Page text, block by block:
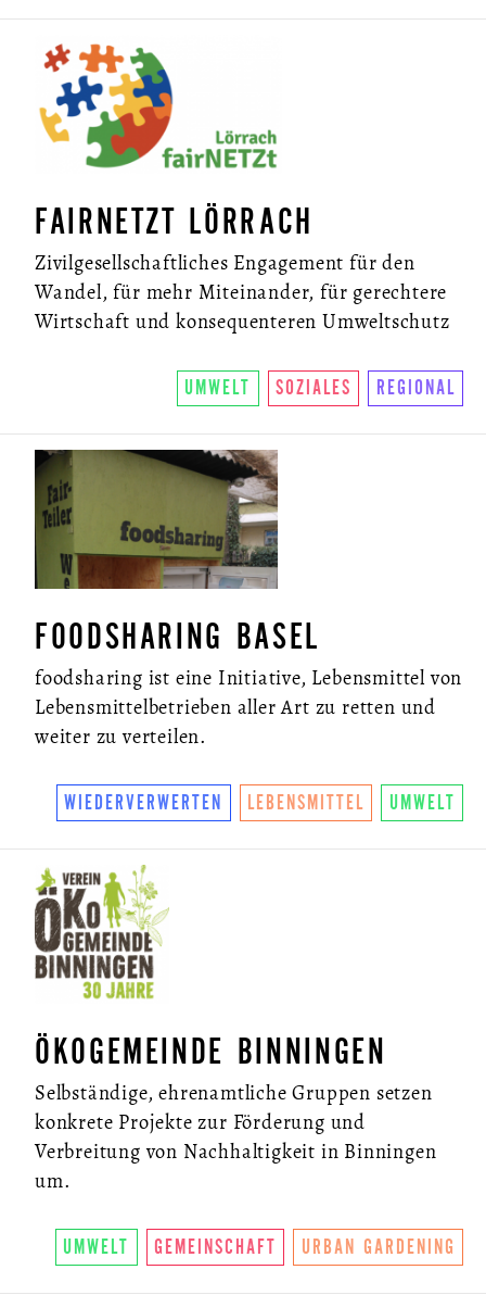
ÜBER UNS
SO FUNKTIONIERTS
VEREIN
FAIRNETZT LÖRRACH
Zivilgesellschaftliches Engagement für den
Wandel, für mehr Miteinander, für gerechtere
Wirtschaft und konsequenteren Umweltschutz
UMWELT SOZIALES REGIONAL
FOODSHARING BASEL
foodsharing ist eine Initiative, Lebensmittel von
Lebensmittelbetrieben aller Art zu retten und
weiter zu verteilen.
WIEDERVERWERTEN LEBENSMITTEL UMWELT
ÖKOGEMEINDE BINNINGEN
Selbständige, ehrenamtliche Gruppen setzen
konkrete Projekte zur Förderung und
Verbreitung von Nachhaltigkeit in Binningen
um.
UMWELT GEMEINSCHAFT URBAN GARDENING